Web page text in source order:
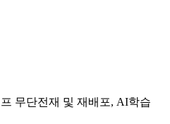
무단전재 및 재배포, AI학습